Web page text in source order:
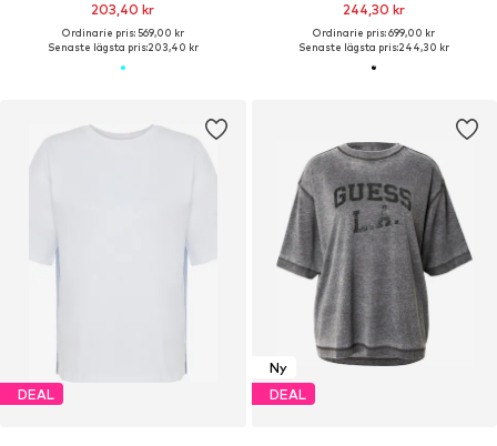
203,40 kr
Ordinarie pris: 569,00 kr
Senaste lägsta pris:203,40 kr
244,30 kr
Ordinarie pris: 699,00 kr
Senaste lägsta pris:244,30 kr
DEAL
Ny
DEAL